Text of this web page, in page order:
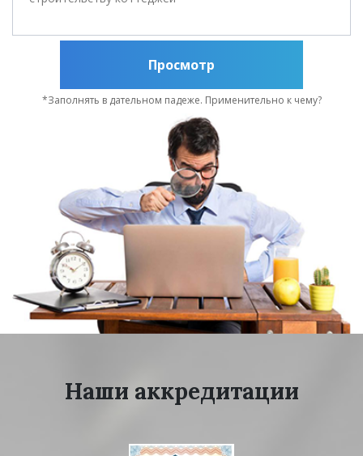
Просмотр
*Заполнять в дательном падеже. Применительно к чему?
Наши аккредитации